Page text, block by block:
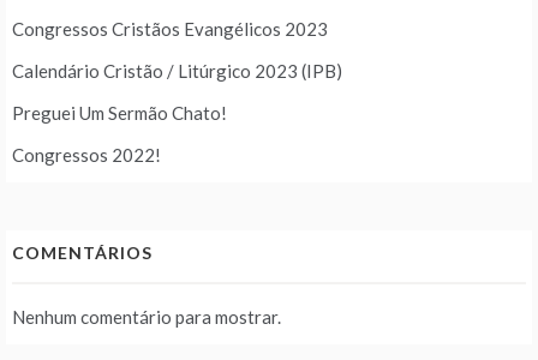
Congressos Cristãos Evangélicos 2023
Calendário Cristão / Litúrgico 2023 (IPB)
Preguei Um Sermão Chato!
Congressos 2022!
COMENTÁRIOS
Nenhum comentário para mostrar.